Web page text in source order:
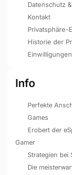
Datenschutz
Kontakt
Privatsphäre-
Historie der
Info
Perfekte
Games
Erobert der
Gamer
Strategien bei
Die